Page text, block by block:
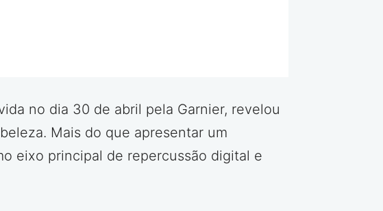
no dia 30 de abril pela Garnier, revelou
Mais do que apresentar um
eixo principal de repercussão digital e